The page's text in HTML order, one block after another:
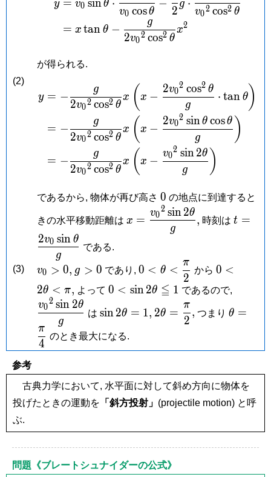
y = v0 sinθ ⋅
v0 cosθ
−
2
g ⋅
v0
2 cos2 θ
= x tan θ −
2v0
2 cos2 θ
g
x2
が得られる.
(2)
\begin{aligned} y
y = −
2v0
2 cos2 θ
g
x ( x −
g
2v0
2 cos2 θ
⋅ tan θ )
= −
2v0
2 cos2 θ
g
x ( x −
g
2v0
2 sinθ cosθ )
= −
2v0
2 cos2 θ
g
x ( x −
g
v0
2 sin 2θ )
であるから, 物体が再び高さ 0
0 の地点に到達すると
きの水平移動距離は \dfrac{v_0{}^2\sin
x =
g
v0
2 sin2θ
, 時刻は
t =
t =
g
2v0 sin θ
である.
(3)
v_0
0,
v0 > 0, g
0
g > 0 であり, 0 < \theta
\dfrac{\pi}
{2}
0 < θ <
2
π
から 0 <
< \pi,
0 <
2θ < π, よって 0 <
2\theta
\leqq 1
0 < sin2θ ≦ 1 であるので,
g
v0
2 sin 2θ
は
\sin
2\theta
= 1,
sin2θ = 1,
2\theta =
\dfrac{\pi}
2θ =
2
π
, つまり
\theta
θ =
4
π
のとき最大になる.
参考
古典力学において, 水平面に対して斜め方向に物体を
投げたときの運動を 「斜方投射」 (projectile motion) と呼
ぶ.
問題《ブレートシュナイダーの公式》